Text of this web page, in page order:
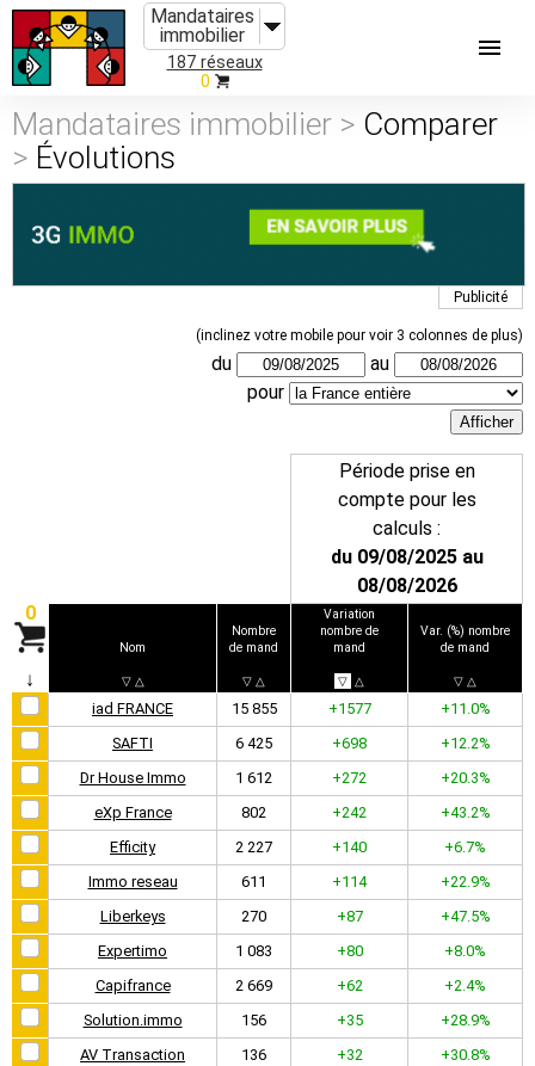
Mandataires
immobilier
187 réseaux
0
Mandataires immobilier > Comparer
> Évolutions
Publicité
(inclinez votre mobile pour voir 3 colonnes de plus)
du
au
pour
Période prise en
compte pour les
calculs :
du 09/08/2025 au
08/08/2026
0
↓
Nom
▽ △
Nombre
de mand
▽ △
Variation
nombre de
mand
▽ △
Var. (%) nombre
de mand
▽ △
iad FRANCE 15 855 +1577
+11.0%
SAFTI
6 425 +698
+12.2%
Dr House Immo
1 612 +272
+20.3%
eXp France
802 +242
+43.2%
Efficity
2 227 +140
+6.7%
Immo reseau
611 +114
+22.9%
Liberkeys
270 +87
+47.5%
Expertimo
1 083 +80
+8.0%
Capifrance
2 669 +62
+2.4%
Solution.immo
156 +35
+28.9%
AV Transaction
136 +32
+30.8%